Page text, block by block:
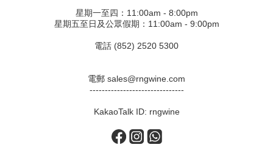
星期一至四：11:00am - 8:00pm
星期五至日及公眾假期：11:00am - 9:00pm
電話 (852) 2520 5300
電郵 sales@rngwine.com
-------------------------------
KakaoTalk ID: rngwine